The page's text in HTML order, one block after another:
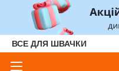
ВСЕ ДЛЯ ШВАЧКИ